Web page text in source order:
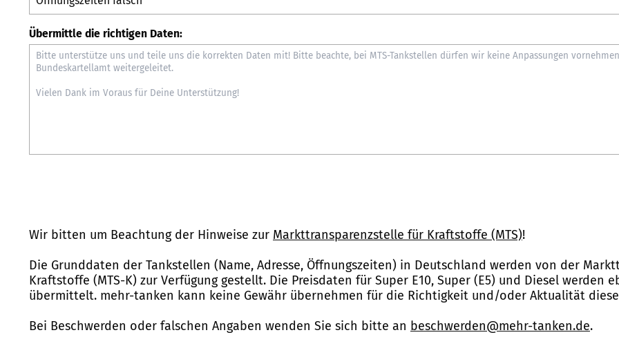
Übermittle die richtigen Daten:
Wir bitten um Beachtung der Hinweise zur Markttransparenzstelle für Kraftstoffe (MTS)!
Die Grunddaten der Tankstellen (Name, Adresse, Öffnungszeiten) in Deutschland werden von der
Kraftstoffe (MTS-K) zur Verfügung gestellt. Die Preisdaten für Super E10, Super (E5) und Diesel werden
übermittelt. mehr-tanken kann keine Gewähr übernehmen für die Richtigkeit und/oder Aktualität
Bei Beschwerden oder falschen Angaben wenden Sie sich bitte an beschwerden@mehr-tanken.de.